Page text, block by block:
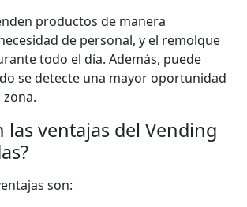
productos de manera
de personal, y el remolque
todo el día. Además, puede
se detecte una mayor oportunidad
las ventajas del Vending
son: